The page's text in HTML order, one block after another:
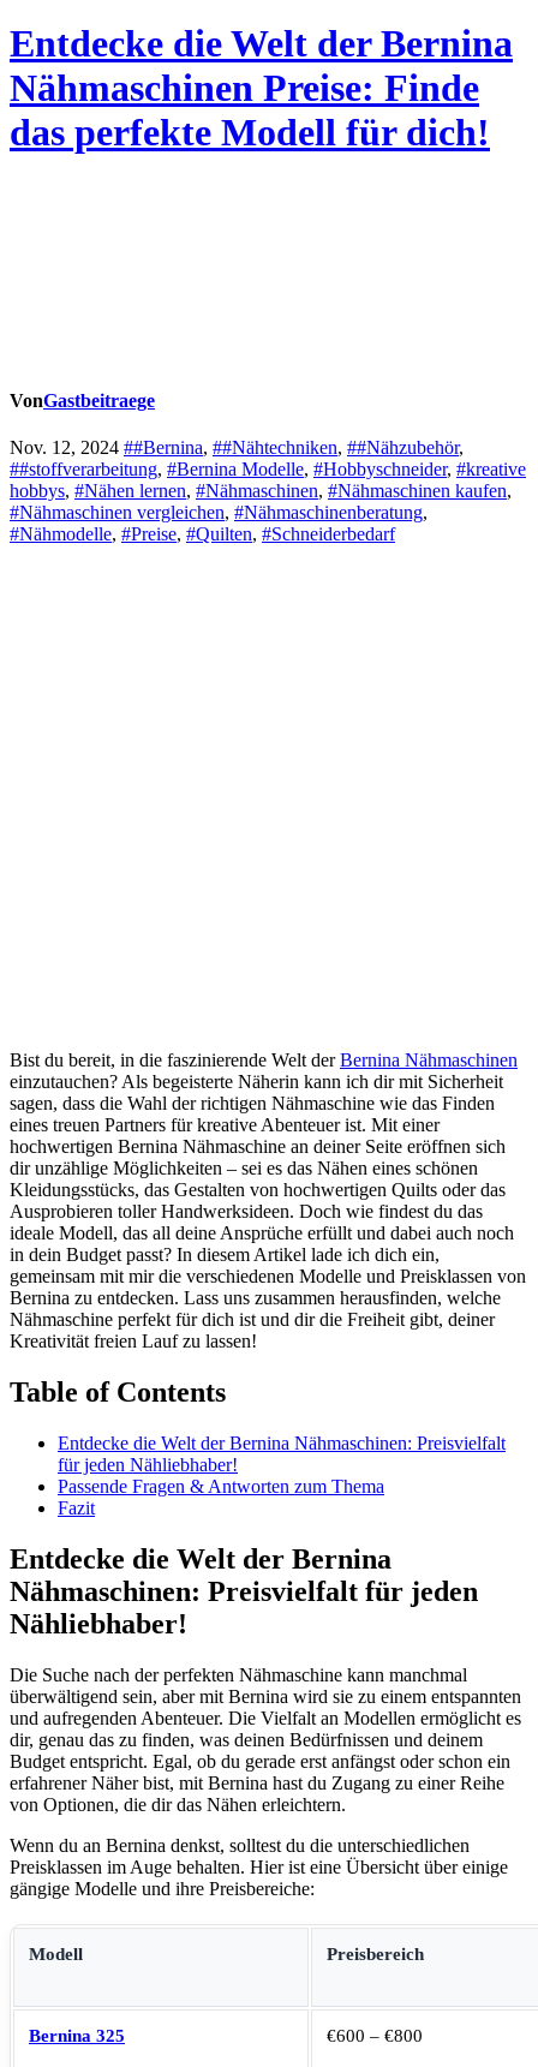
Entdecke die Welt der Bernina
Nähmaschinen Preise: Finde
das perfekte Modell für dich!
VonGastbeitraege
Nov. 12, 2024 ##Bernina, ##Nähtechniken, ##Nähzubehör,
##stoffverarbeitung, #Bernina Modelle, #Hobbyschneider, #kreative
hobbys, #Nähen lernen, #Nähmaschinen, #Nähmaschinen kaufen,
#Nähmaschinen vergleichen, #Nähmaschinenberatung,
#Nähmodelle, #Preise, #Quilten, #Schneiderbedarf
Bist du‌ bereit, in die‍ faszinierende Welt ⁤derBernina Nähmaschinen
einzutauchen? Als⁤ begeisterte Näherin kann ich‌ dir mit⁢ Sicherheit
sagen, dass die Wahl der richtigen Nähmaschine wie das Finden
eines⁤ treuen Partners für kreative Abenteuer ist. ⁣Mit einer
hochwertigen Bernina Nähmaschine an deiner Seite eröffnen sich
dir unzählige Möglichkeiten ‌– sei es das Nähen eines schönen
Kleidungsstücks, das Gestalten von​ hochwertigen Quilts ‌oder das⁣
Ausprobieren toller Handwerksideen. Doch wie findest du das
ideale Modell, das all deine Ansprüche erfüllt ⁤und dabei auch noch
⁢in dein Budget passt? In diesem Artikel lade​ ich dich ein,
gemeinsam mit mir die verschiedenen Modelle⁤ und Preisklassen von
Bernina zu entdecken. Lass uns zusammen herausfinden, welche
Nähmaschine perfekt für‍ dich ist und dir die Freiheit gibt, deiner
Kreativität freien Lauf zu lassen!
Table of Contents
Entdecke die Welt der Bernina‌ Nähmaschinen:⁤ Preisvielfalt
für jeden Nähliebhaber!
Passende Fragen⁤ &⁣ Antworten zum Thema
Fazit
Entdecke die Welt der Bernina
Nähmaschinen: Preisvielfalt für jeden
Nähliebhaber!
Die Suche nach⁢ der perfekten Nähmaschine kann manchmal
überwältigend sein, aber mit Bernina wird sie zu einem entspannten
und aufregenden Abenteuer. Die Vielfalt an Modellen ermöglicht es
dir, genau das zu finden, was deinen Bedürfnissen und⁤ deinem
‌Budget ⁣entspricht.‍ Egal, ob du gerade erst anfängst ⁢oder schon ein
erfahrener Näher bist, mit Bernina hast ​du Zugang zu einer Reihe
von Optionen, die dir das Nähen erleichtern.
Wenn du an Bernina denkst, ​solltest du die unterschiedlichen
Preisklassen im Auge⁢ behalten. Hier ist eine Übersicht über einige
gängige Modelle und ihre Preisbereiche:
Modell Preisbereich
Bernina 325 €600 – €800